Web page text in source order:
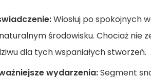
Wiosłuj po spokojnych
środowisku. Chociaż nie
dla tych wspaniałych stworzeń.
wydarzenia:Segment